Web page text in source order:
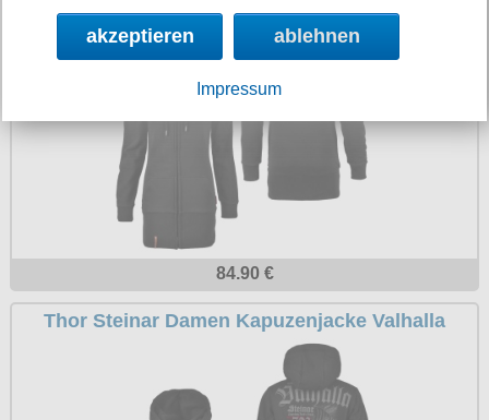
84.90 €
Thor Steinar Damen Kapuzenjacke Valhalla
akzeptieren ablehnen
Impressum